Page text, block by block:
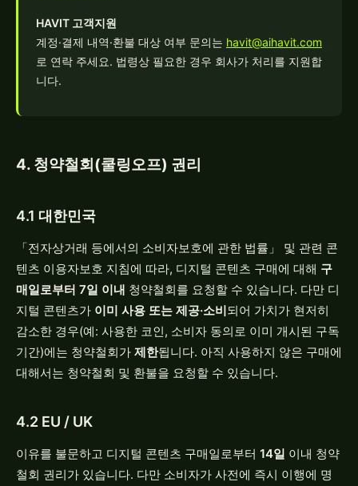
HAVIT 고객지원
계정·결제 내역·환불 대상 여부 문의는 havit@aihavit.com
로 연락 주세요. 법령상 필요한 경우 회사가 처리를 지원합
니다.
4. 청약철회(쿨링오프) 권리
4.1 대한민국
「전자상거래 등에서의 소비자보호에 관한 법률」 및 관련 콘
텐츠 이용자보호 지침에 따라, 디지털 콘텐츠 구매에 대해 구
매일로부터 7일 이내 청약철회를 요청할 수 있습니다. 다만 디
지털 콘텐츠가 이미 사용 또는 제공·소비되어 가치가 현저히
감소한 경우(예: 사용한 코인, 소비자 동의로 이미 개시된 구독
기간)에는 청약철회가 제한됩니다. 아직 사용하지 않은 구매에
대해서는 청약철회 및 환불을 요청할 수 있습니다.
4.2 EU / UK
이유를 불문하고 디지털 콘텐츠 구매일로부터 14일 이내 청약
철회 권리가 있습니다. 다만 소비자가 사전에 즉시 이행에 명